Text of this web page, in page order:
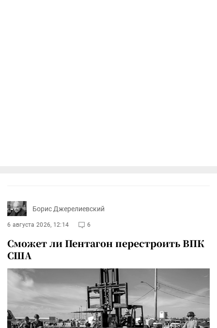
Борис Джерелиевский
6 августа 2026, 12:14 6
Сможет ли Пентагон перестроить ВПК
США